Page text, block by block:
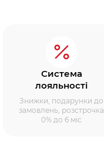
Система
лояльності
Знижки, подарунки до
замовлень, розстрочка
0% до 6 міс